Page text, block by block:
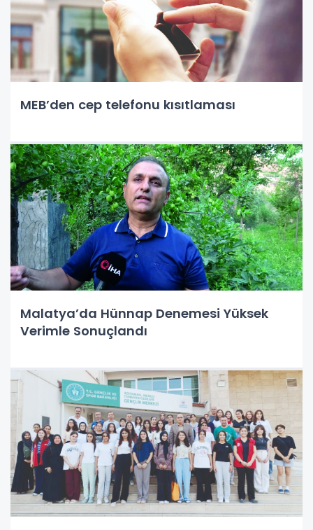
MEB’den cep telefonu kısıtlaması
Malatya’da Hünnap Denemesi Yüksek
Verimle Sonuçlandı